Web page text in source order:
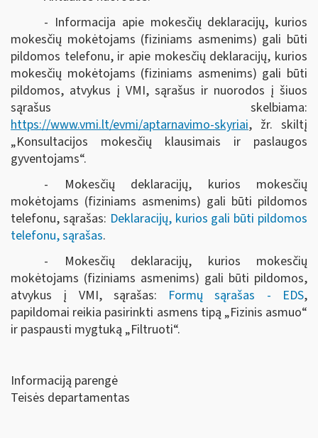
- Informacija apie mokesčių deklaracijų, kurios
mokesčių mokėtojams (fiziniams asmenims) gali būti
pildomos telefonu, ir apie mokesčių deklaracijų, kurios
mokesčių mokėtojams (fiziniams asmenims) gali būti
pildomos, atvykus į VMI, sąrašus ir nuorodos į šiuos
sąrašus skelbiama:
https://www.vmi.lt/evmi/aptarnavimo-skyriai, žr. skiltį
„Konsultacijos mokesčių klausimais ir paslaugos
gyventojams“.
- Mokesčių deklaracijų, kurios mokesčių
mokėtojams (fiziniams asmenims) gali būti pildomos
telefonu, sąrašas: Deklaracijų, kurios gali būti pildomos
telefonu, sąrašas.
- Mokesčių deklaracijų, kurios mokesčių
mokėtojams (fiziniams asmenims) gali būti pildomos,
atvykus į VMI, sąrašas: Formų sąrašas - EDS,
papildomai reikia pasirinkti asmens tipą „Fizinis asmuo“
ir paspausti mygtuką „Filtruoti“.
Informaciją parengė
Teisės departamentas